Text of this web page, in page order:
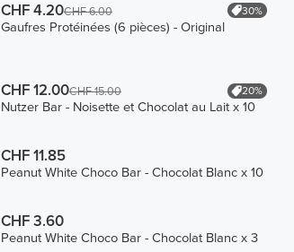
CHF 4.20CHF 6.00 30%
Gaufres Protéinées (6 pièces) - Original
CHF 12.00CHF 15.00 20%
Nutzer Bar - Noisette et Chocolat au Lait x 10
CHF 11.85
Peanut White Choco Bar - Chocolat Blanc x 10
CHF 3.60
Peanut White Choco Bar - Chocolat Blanc x 3